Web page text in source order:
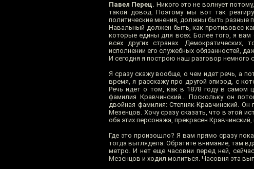
Павел Перец. Никого это не волнует
такой довод. Поэтому мы вот так
политические мнения, должны быть разные
Навальный должен быть, как противовес
которые едины для всех. Более того, я
всех других странах.
исполнении его служебных обязанностей,
И сегодня я построю наш разговор немного с
Я сразу скажу вообще, о чем идет речь, а
время, я расскажу про другой эпизод, с
Речь идет о том, как в 1878 году в самом
фамилия Кравчинский... Поскольку он
двойная фамилия: Степняк-Кравчинский.
Мезенцов. Хочу сразу сказать, что в этой
оба этих персонажа, прекрасен
Где это произошло? Я вам прямо сразу
тогда выглядела. Обратите внимание, там
метро. И нет еще часовни перед ней,
Мезенцов и ходил молиться. Часовня эта